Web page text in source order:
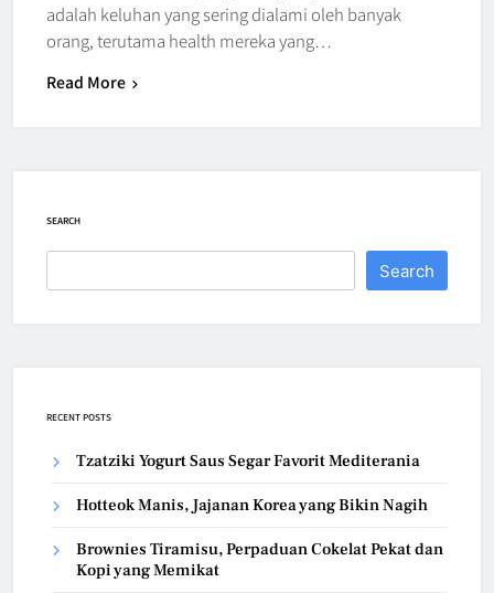
adalah keluhan yang sering dialami oleh banyak
orang, terutama health mereka yang…
Read More
SEARCH
Search
RECENT POSTS
Tzatziki Yogurt Saus Segar Favorit Mediterania
Hotteok Manis, Jajanan Korea yang Bikin Nagih
Brownies Tiramisu, Perpaduan Cokelat Pekat dan
Kopi yang Memikat